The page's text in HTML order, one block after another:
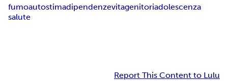
fumoautostimadipendenzevitagenitoriadolescenza
salute
Report This Content to Lulu